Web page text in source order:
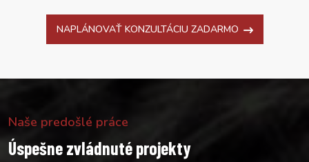
NAPLÁNOVAŤ KONZULTÁCIU ZADARMO
Naše predošlé práce
Úspešne zvládnuté projekty